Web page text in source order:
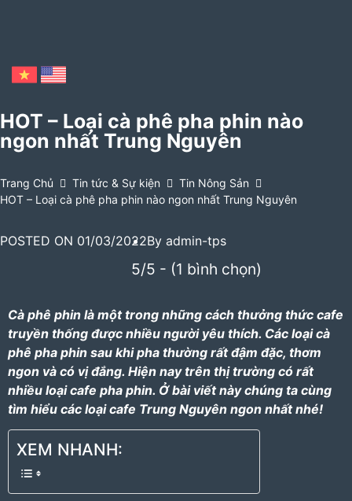
HOT – Loại cà phê pha phin nào
ngon nhất Trung Nguyên
Trang Chủ Tin tức & Sự kiện
Tin Nông Sản
HOT – Loại cà phê pha phin nào ngon nhất Trung Nguyên
POSTED ON 01/03/2022By admin-tps
5/5 - (1 bình chọn)
Cà phê phin là một trong những cách thưởng thức cafe
truyền thống được nhiều người yêu thích. Các loại cà
phê pha phin sau khi pha thường rất đậm đặc, thơm
ngon và có vị đắng. Hiện nay trên thị trường có rất
nhiều loại cafe pha phin. Ở bài viết này chúng ta cùng
tìm hiểu các loại cafe Trung Nguyên ngon nhất nhé!
XEM NHANH: